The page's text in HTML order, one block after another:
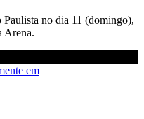
no dia 11 (domingo),
Arena.
em